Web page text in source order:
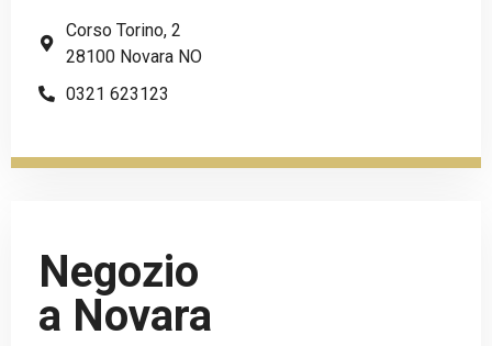
Corso Torino, 2
28100 Novara NO
0321 623123
Negozio
a Novara